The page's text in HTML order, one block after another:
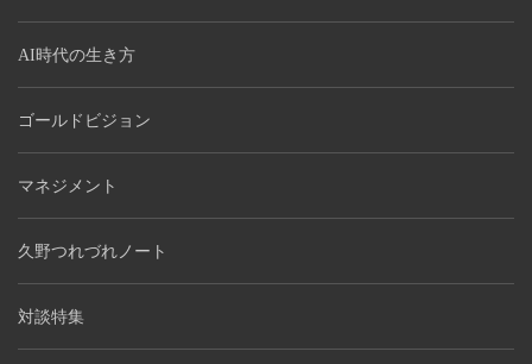
AI時代の生き方
ゴールドビジョン
マネジメント
久野つれづれノート
対談特集